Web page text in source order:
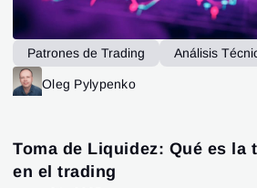
Patrones de Trading
Análisis
Operar la tendencia
Oleg Pylypenko
Toma de Liquidez: Qué es la
en el trading